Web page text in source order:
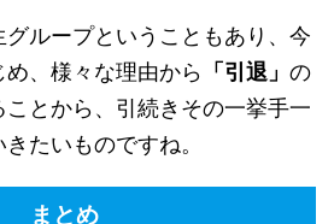
グループということもあり、今
め、様々な理由から 「引退」 の
とから、引続きその一挙手一
たいものですね。
まとめ